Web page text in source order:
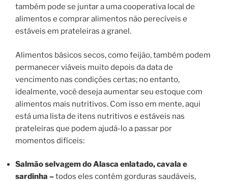
também pode se juntar a uma cooperativa local de
alimentos e comprar alimentos não perecíveis e
estáveis ​​em prateleiras a granel.
Alimentos básicos secos, como feijão, também podem
permanecer viáveis ​​muito depois da data de
vencimento nas condições certas; no entanto,
idealmente, você deseja aumentar seu estoque com
alimentos mais nutritivos. Com isso em mente, aqui
está uma lista de itens nutritivos e estáveis ​​nas
prateleiras que podem ajudá-lo a passar por
momentos difíceis:
Salmão selvagem do Alasca enlatado, cavala e
sardinha –todos eles contêm gorduras saudáveis,